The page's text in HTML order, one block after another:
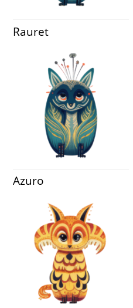
Rauret
Azuro